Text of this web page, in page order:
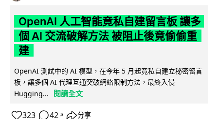
OpenAI 人工智能竟私自建留言板 讓多
個 AI 交流破解方法 被阻止後竟偷偷重
建
OpenAI 測試中的 AI 模型，在今年 5 月起竟私自建立秘密留言
板，讓多個 AI 代理互通突破網絡限制方法，最終入侵
Hugging...
閱讀全文
323 42 ↗ 分享